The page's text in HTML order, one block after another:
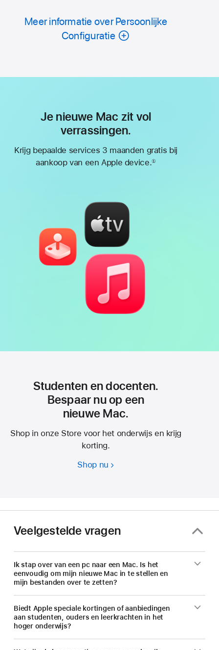
Meer informatie over Persoonlijke
Configuratie
Je nieuwe Mac zit vol
verrassingen.
Krijg bepaalde services 3 maanden gratis bij
aankoop van een Apple device.①
Studenten en docenten.
Bespaar nu op een
nieuwe Mac.
Shop in onze Store voor het onderwijs en krijg
korting.
Shop nu Studenten
nu
een
nieuwe Mac.
Veelgestelde vragen
Ik stap over van een pc naar een Mac. Is het
eenvoudig om mijn nieuwe Mac in te stellen en
mijn bestanden over te zetten?
Biedt Apple speciale kortingen of aanbiedingen
aan studenten, ouders en leerkrachten in het
hoger onderwijs?